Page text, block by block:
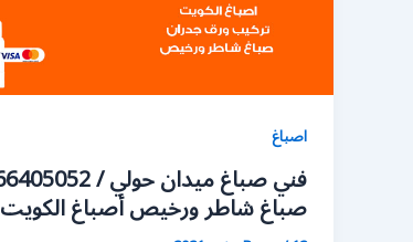
اصباغ
صباغ شاطر ورخيص أصباغ الكويت